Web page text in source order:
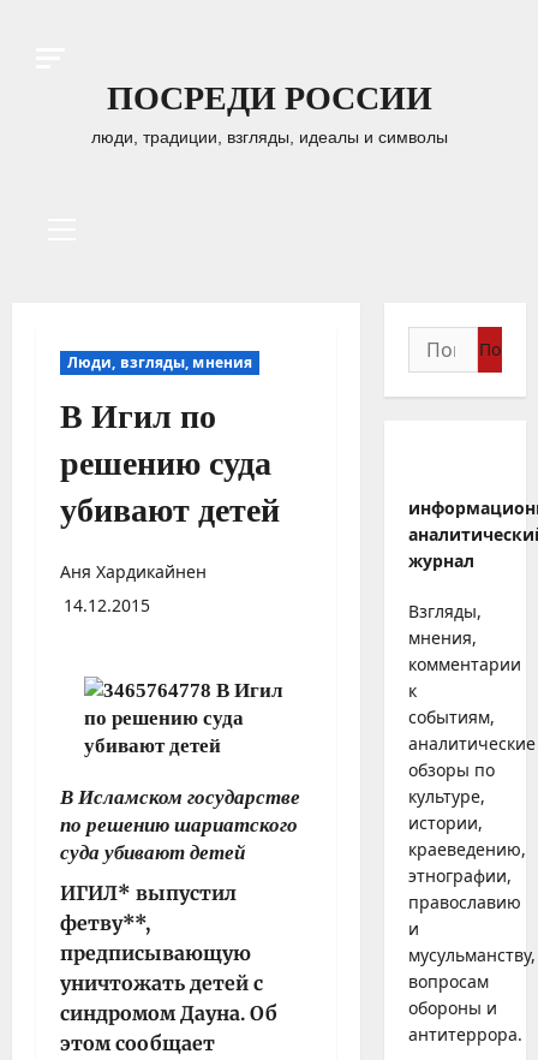
ПОСРЕДИ РОССИИ
люди, традиции, взгляды, идеалы и символы
Люди, взгляды, мнения
В Игил по
решению суда
убивают детей
Аня Хардикайнен
14.12.2015
В Исламском государстве
по решению шариатского
суда убивают детей
ИГИЛ* выпустил
фетву**,
предписывающую
уничтожать детей с
синдромом Дауна. Об
этом сообщает
Найти:
журнал
Взгляды,
мнения,
комментарии
к
событиям,
аналитические
обзоры по
культуре,
истории,
краеведению,
этнографии,
православию
и
мусульманству,
вопросам
обороны и
антитеррора.